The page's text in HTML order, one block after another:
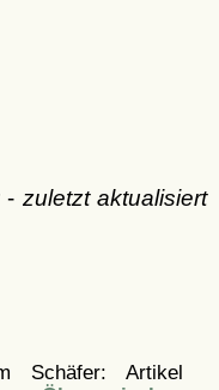
- zuletzt aktualisiert
Schäfer: Artikel